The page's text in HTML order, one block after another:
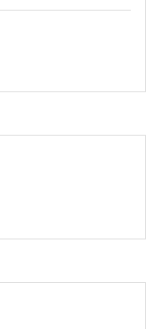
ら効能と副作用を予測 ―
】
ログラムAGIS ―理化学研
真弘人】
ットフォームの開発
資拡大プログラム） ―デー
み
から【芹沢貴之】
間相互作用予測【富
グ創薬 ―GATE技術
―大規模分子対応モデ
構造生成モデル【森本
宏治】
Lead最適化【関嶋政